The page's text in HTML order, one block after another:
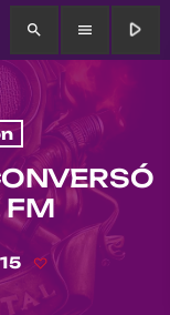
search menu play_arrow
FM
15